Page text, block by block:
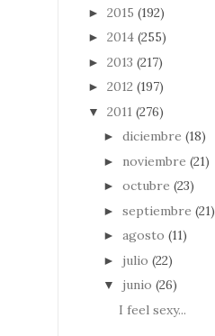
► 2015 (192)
► 2014 (255)
► 2013 (217)
► 2012 (197)
▼ 2011 (276)
► diciembre (18)
► noviembre (21)
► octubre (23)
► septiembre (21)
► agosto (11)
► julio (22)
▼ junio (26)
I feel sexy...